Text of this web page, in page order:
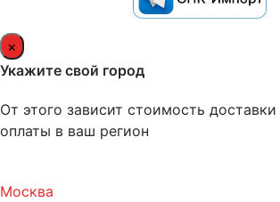
×
Укажите свой город
От этого зависит стоимость
оплаты в ваш регион
Москва